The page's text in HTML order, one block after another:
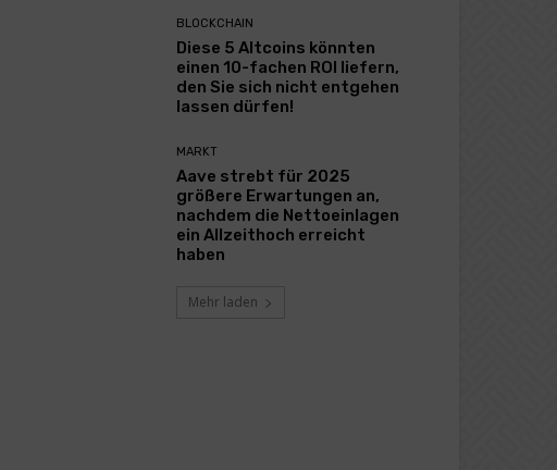
BLOCKCHAIN
Diese 5 Altcoins könnten
einen 10-fachen ROI liefern,
den Sie sich nicht entgehen
lassen dürfen!
MARKT
Aave strebt für 2025
größere Erwartungen an,
nachdem die Nettoeinlagen
ein Allzeithoch erreicht
haben
Mehr laden